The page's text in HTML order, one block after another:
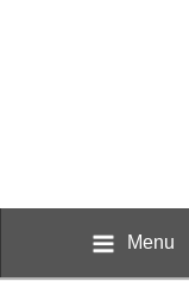
Menu